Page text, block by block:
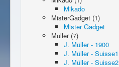
Mikado
MisterGadget (1)
Mister Gadget
Muller (7)
J. Müller - 1900
J. Müller - Suisse1
J. Müller - Suisse2